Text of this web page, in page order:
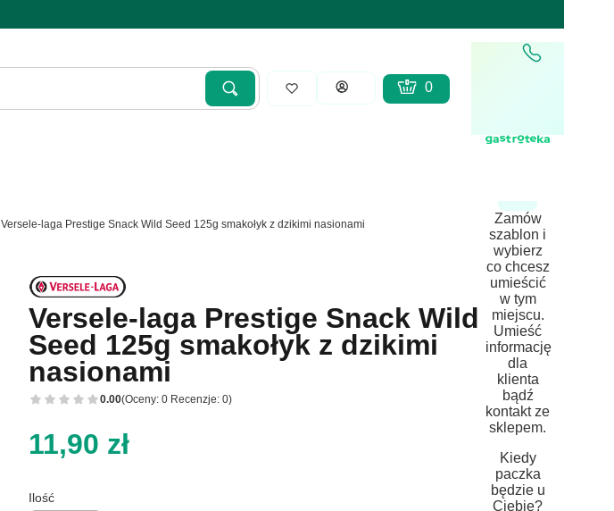
WyczyśćSzukaj Zaloguj się
Produkty w koszyku: 0. Zobacz
Koszyk
Zamów
szablon i
wybierz
co chcesz
umieścić
w tym
miejscu.
Umieść
informację
dla
klienta
bądź
kontakt ze
sklepem.
Kiedy
paczka
będzie u
Ciebie?
Versele-laga Prestige Snack Wild Seed 125g smakołyk z dzikimi nasionami
Versele-laga Prestige Snack Wild
Seed 125g smakołyk z dzikimi
nasionami
0.00(Oceny: 0 Recenzje: 0)
Cena
11,90 zł
Ilość